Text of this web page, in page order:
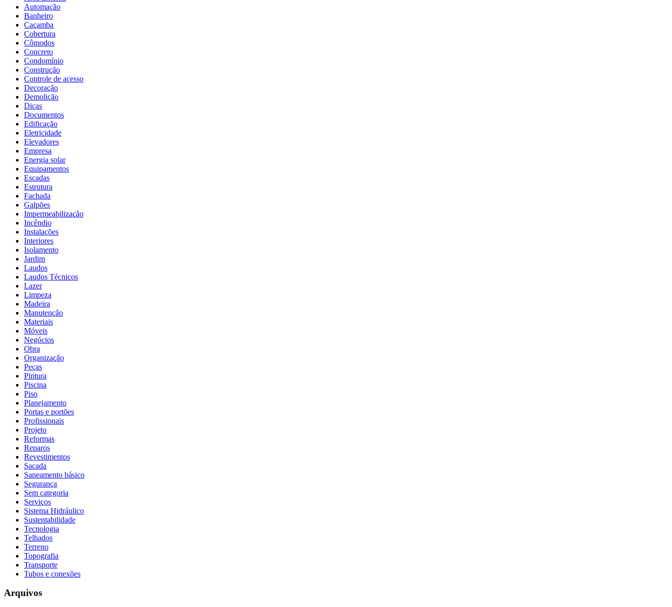
Automação
Banheiro
Caçamba
Cobertura
Cômodos
Concreto
Condomínio
Construção
Controle de acesso
Decoração
Demolição
Dicas
Documentos
Edificação
Eletricidade
Elevadores
Empresa
Energia solar
Equipamentos
Escadas
Estrutura
Fachada
Galpões
Impermeabilização
Incêndio
Instalações
Interiores
Isolamento
Jardim
Laudos
Laudos Técnicos
Lazer
Limpeza
Madeira
Manutenção
Materiais
Móveis
Negócios
Obra
Organização
Peças
Pintura
Piscina
Piso
Planejamento
Portas e portões
Profissionais
Projeto
Reformas
Reparos
Revestimentos
Sacada
Saneamento básico
Segurança
Sem categoria
Serviços
Sistema Hidráulico
Sustentabilidade
Tecnologia
Telhados
Terreno
Topografia
Transporte
Tubos e conexões
Arquivos